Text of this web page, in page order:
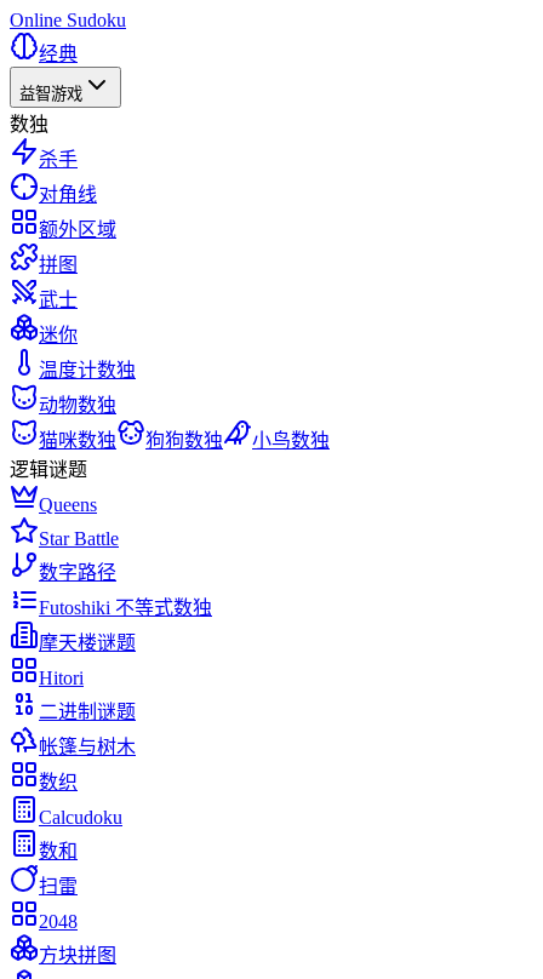
Online Sudoku
经典
益智游戏
数独
杀手
对角线
额外区域
拼图
武士
迷你
温度计数独
动物数独
猫咪数独
狗狗数独
小鸟数独
逻辑谜题
Queens
Star Battle
数字路径
Futoshiki 不等式数独
摩天楼谜题
Hitori
二进制谜题
帐篷与树木
数织
Calcudoku
数和
扫雷
2048
方块拼图